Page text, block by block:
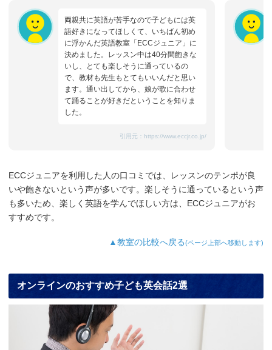
両親共に英語が苦手なので子どもには英
語好きになってほしくて、いちばん初め
に浮かんだ英語教室「ECCジュニア」に
決めました。レッスン中は40分間飽きな
いし、とても楽しそうに通っているの
で、教材も先生もとてもいいんだと思い
ます。通い出してから、娘が歌に合わせ
て踊ることが好きだということを知りま
した。
引用元： https://www.eccjr.co.jp/
ECCジュニアを利用した人の口コミでは、レッスンのテンポが良
いや飽きないという声が多いです。楽しそうに通っているという声
も多いため、楽しく英語を学んでほしい方は、ECCジュニアがお
すすめです。
▲教室の比較へ戻る(ページ上部へ移動します)
オンラインのおすすめ子ども英会話2選